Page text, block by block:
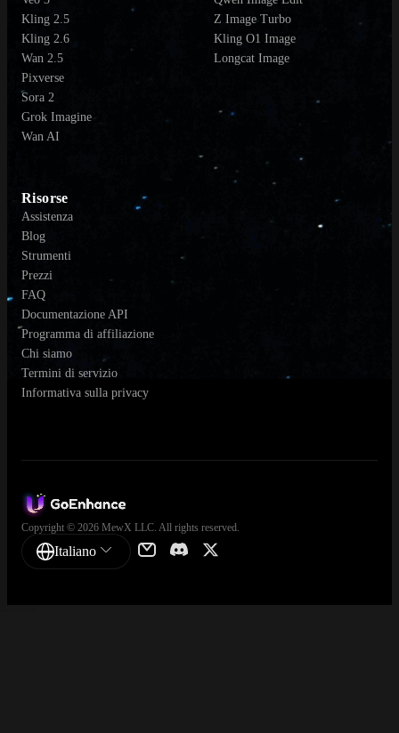
Kling 2.5
Kling 2.6
Wan 2.5
Pixverse
Sora 2
Grok Imagine
Wan AI
Z Image Turbo
Kling O1 Image
Longcat Image
Risorse
Assistenza
Blog
Strumenti
Prezzi
FAQ
Documentazione API
Programma di affiliazione
Chi siamo
Termini di servizio
Informativa sulla privacy
Copyright © 2026 MewX LLC. All rights reserved.
Italiano